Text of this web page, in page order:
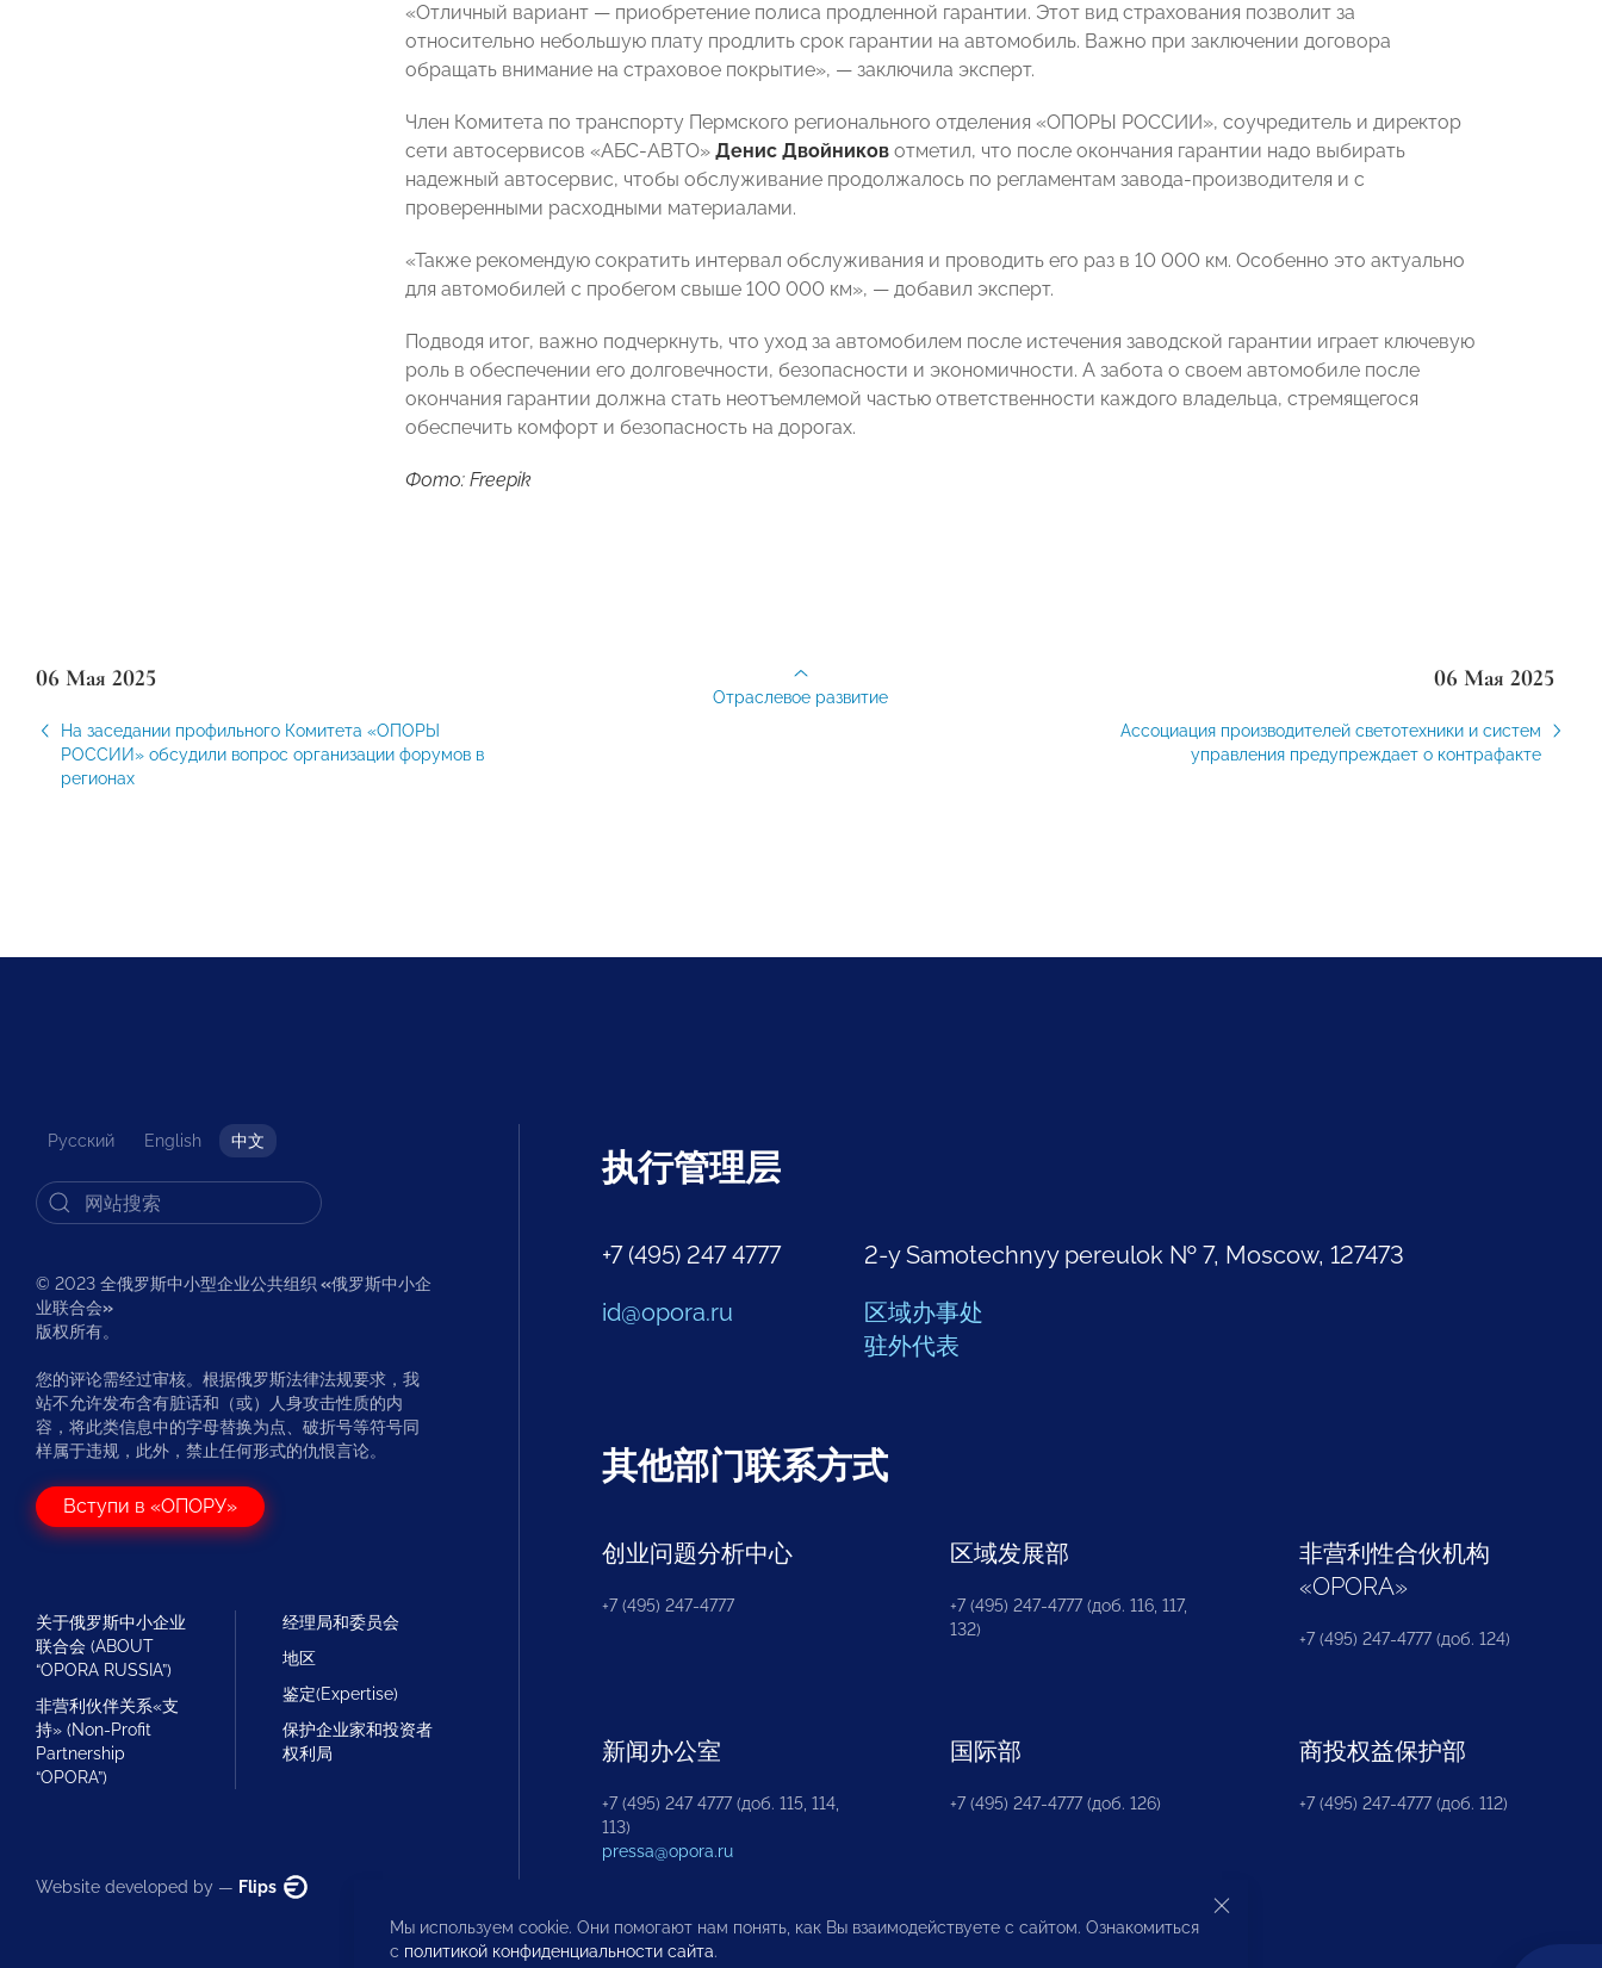
«Отличный вариант — приобретение полиса продленной гарантии. Этот вид страхования позволит за
относительно небольшую плату продлить срок гарантии на автомобиль. Важно при заключении договора
обращать внимание на страховое покрытие», — заключила эксперт.
Член Комитета по транспорту Пермского регионального отделения «ОПОРЫ РОССИИ», соучредитель и директор
сети автосервисов «АБС-АВТО» Денис Двойников отметил, что после окончания гарантии надо выбирать
надежный автосервис, чтобы обслуживание продолжалось по регламентам завода-производителя и с
проверенными расходными материалами.
«Также рекомендую сократить интервал обслуживания и проводить его раз в 10 000 км. Особенно это актуально
для автомобилей с пробегом свыше 100 000 км», — добавил эксперт.
Подводя итог, важно подчеркнуть, что уход за автомобилем после истечения заводской гарантии играет ключевую
роль в обеспечении его долговечности, безопасности и экономичности. А забота о своем автомобиле после
окончания гарантии должна стать неотъемлемой частью ответственности каждого владельца, стремящегося
обеспечить комфорт и безопасность на дорогах.
Фото: Freepik
06 Мая 2025
На заседании профильного Комитета «ОПОРЫ
РОССИИ» обсудили вопрос организации форумов в
регионах
06 Мая 2025
Ассоциация производителей светотехники и систем
управления предупреждает о контрафакте
Отраслевое развитие
Русский English 中文
© 2023 全俄罗斯中小型企业公共组织 «俄罗斯中小企
业联合会»
版权所有。
您的评论需经过审核。根据俄罗斯法律法规要求，我
站不允许发布含有脏话和（或）人身攻击性质的内
容，将此类信息中的字母替换为点、破折号等符号同
样属于违规，此外，禁止任何形式的仇恨言论。
Вступи в «ОПОРУ»
关于俄罗斯中小企业
联合会 (ABOUT
“OPORA RUSSIA”)
非营利伙伴关系«支
持» (Non-Profit
Partnership
“OPORA”)
经理局和委员会
地区
鉴定(Expertise)
保护企业家和投资者
权利局
Website developed by — Flips
执行管理层
+7 (495) 247 4777
id@opora.ru
2-y Samotechnyy pereulok № 7, Moscow, 127473
区域办事处
驻外代表
其他部门联系方式
创业问题分析中心
+7 (495) 247-4777
区域发展部
+7 (495) 247-4777 (доб. 116, 117,
132)
非营利性合伙机构
«OPORA»
+7 (495) 247-4777 (доб. 124)
新闻办公室
+7 (495) 247 4777 (доб. 115, 114,
113)
pressa@opora.ru
国际部
+7 (495) 247-4777 (доб. 126)
商投权益保护部
+7 (495) 247-4777 (доб. 112)
Мы используем cookie. Они помогают нам понять, как Вы взаимодействуете с сайтом. Ознакомиться
с политикой конфиденциальности сайта.